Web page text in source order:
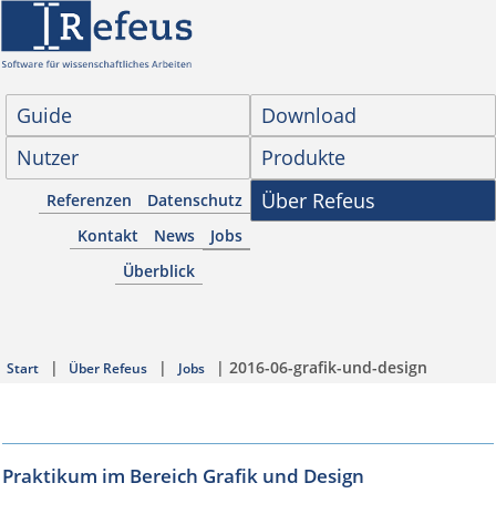
Download
Guide
Produkte
Nutzer
Über Refeus
Datenschutz
Referenzen
Jobs
News
Kontakt
Überblick
Start | Über Refeus | Jobs | 2016-06-grafik-und-design
Praktikum im Bereich Grafik und Design